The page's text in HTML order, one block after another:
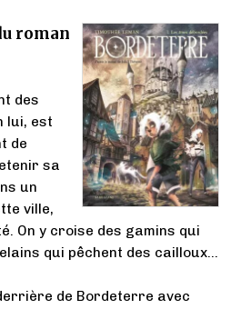
roman
des
lui, est
de
sa
un
ville,
On y croise des gamins qui
qui pêchent des cailloux…
de Bordeterre avec